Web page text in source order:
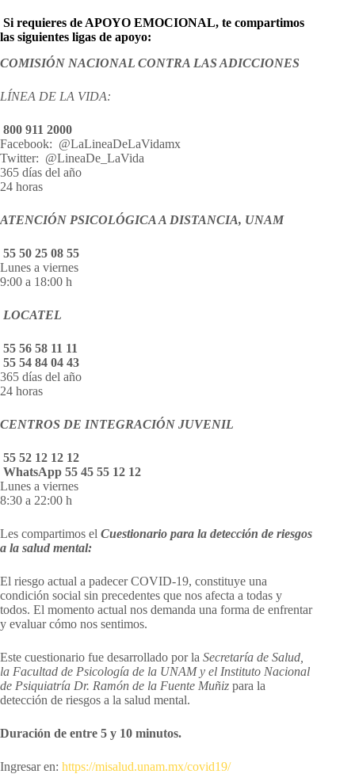
Si requieres de APOYO EMOCIONAL, te compartimos
las siguientes ligas de apoyo:
COMISIÓN NACIONAL CONTRA LAS ADICCIONES
LÍNEA DE LA VIDA:
800 911 2000
Facebook: @LaLineaDeLaVidamx
Twitter: @LineaDe_LaVida
365 días del año
24 horas
ATENCIÓN PSICOLÓGICA A DISTANCIA, UNAM
55 50 25 08 55
Lunes a viernes
9:00 a 18:00 h
LOCATEL
55 56 58 11 11
55 54 84 04 43
365 días del año
24 horas
CENTROS DE INTEGRACIÓN JUVENIL
55 52 12 12 12
WhatsApp 55 45 55 12 12
Lunes a viernes
8:30 a 22:00 h
Les compartimos el Cuestionario para la detección de riesgos
a la salud mental:
El riesgo actual a padecer COVID-19, constituye una
condición social sin precedentes que nos afecta a todas y
todos. El momento actual nos demanda una forma de enfrentar
y evaluar cómo nos sentimos.
Este cuestionario fue desarrollado por la Secretaría de Salud,
la Facultad de Psicología de la UNAM y el Instituto Nacional
de Psiquiatría Dr. Ramón de la Fuente Muñiz para la
detección de riesgos a la salud mental.
Duración de entre 5 y 10 minutos.
Ingresar en: https://misalud.unam.mx/covid19/